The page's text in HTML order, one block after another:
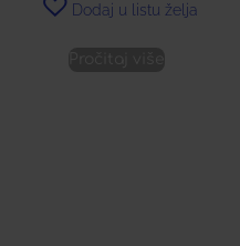
Dodaj u listu želja